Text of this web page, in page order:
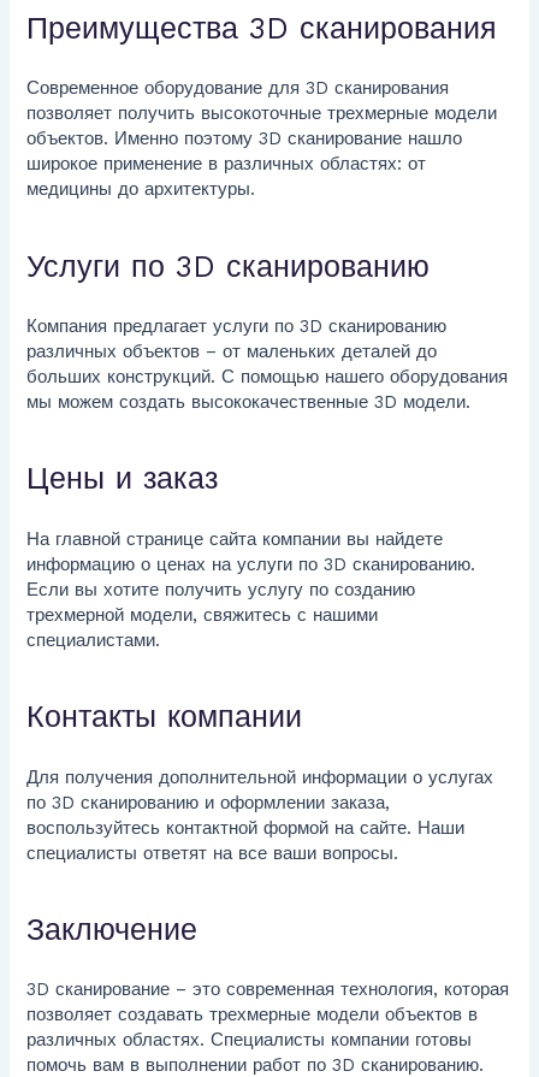
Преимущества 3D сканирования
Современное оборудование для 3D сканирования
позволяет получить высокоточные трехмерные модели
объектов. Именно поэтому 3D сканирование нашло
широкое применение в различных областях: от
медицины до архитектуры.
Услуги по 3D сканированию
Компания предлагает услуги по 3D сканированию
различных объектов – от маленьких деталей до
больших конструкций. С помощью нашего оборудования
мы можем создать высококачественные 3D модели.
Цены и заказ
На главной странице сайта компании вы найдете
информацию о ценах на услуги по 3D сканированию.
Если вы хотите получить услугу по созданию
трехмерной модели, свяжитесь с нашими
специалистами.
Контакты компании
Для получения дополнительной информации о услугах
по 3D сканированию и оформлении заказа,
воспользуйтесь контактной формой на сайте. Наши
специалисты ответят на все ваши вопросы.
Заключение
3D сканирование – это современная технология, которая
позволяет создавать трехмерные модели объектов в
различных областях. Специалисты компании готовы
помочь вам в выполнении работ по 3D сканированию.